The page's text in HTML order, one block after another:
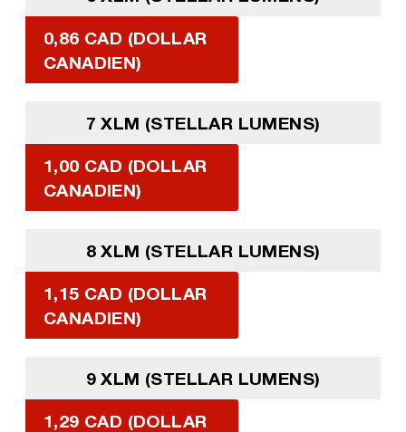
0,86 CAD (DOLLAR
CANADIEN)
7 XLM (STELLAR LUMENS)
1,00 CAD (DOLLAR
CANADIEN)
8 XLM (STELLAR LUMENS)
1,15 CAD (DOLLAR
CANADIEN)
9 XLM (STELLAR LUMENS)
1,29 CAD (DOLLAR